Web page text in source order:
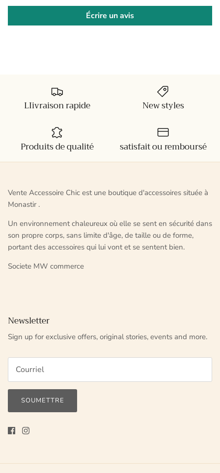
Écrire un avis
LIivraison rapide New styles
Produits de qualité satisfait ou remboursé
Vente Accessoire Chic est une boutique d'accessoires située à
Monastir .
Un environnement chaleureux où elle se sent en sécurité dans
son propre corps, sans limite d'âge, de taille ou de forme,
portant des accessoires qui lui vont et se sentent bien.
Societe MW commerce
Newsletter
Sign up for exclusive offers, original stories, events and more.
SOUMETTRE